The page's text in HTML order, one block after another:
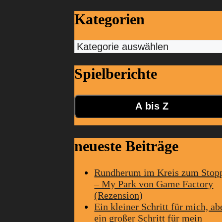
Kategorien
Kategorien
Spielberichte
A bis Z
neueste Beiträge
Rundherum im Kreis zum
– My Park von Game Factory
(Rezension)
Ein kleiner Schritt für mich,
ein großer Schritt für mein